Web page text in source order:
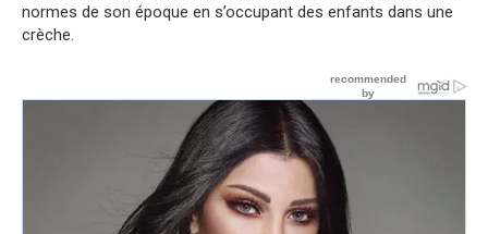
normes de son époque en s’occupant des enfants dans une
crèche.